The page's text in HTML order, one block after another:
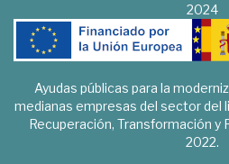
2024
Ayudas públicas para la
medianas empresas del sector del
Recuperación, Transformación y
2022.